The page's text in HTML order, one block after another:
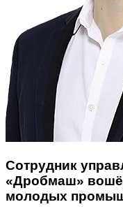
Сотрудник
«Дробмаш»
молодых